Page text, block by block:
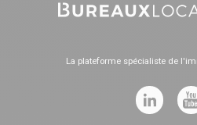
La plateforme spécialiste de